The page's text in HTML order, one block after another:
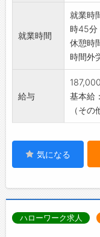
就業時間
就業時
時45分
休憩時
時間外
給与
基本給
（そ
気になる
ハローワーク求人